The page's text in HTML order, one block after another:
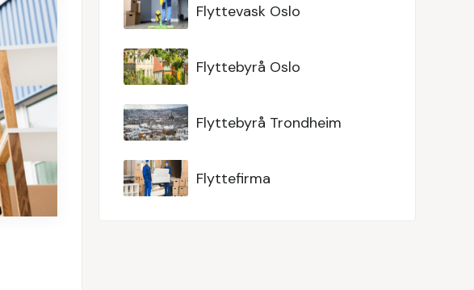
Flyttevask Oslo
Flyttebyrå Oslo
Flyttebyrå Trondheim
Flyttefirma